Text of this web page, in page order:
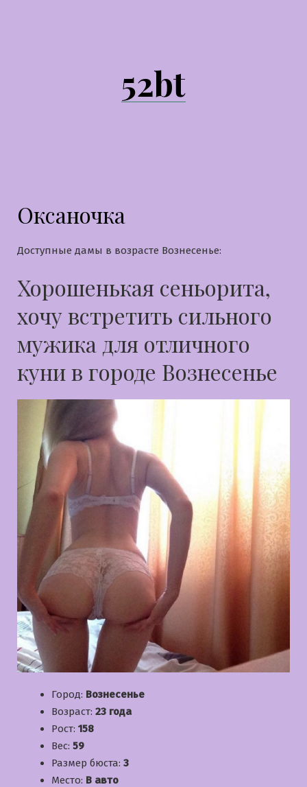
52bt
Оксаночка
Доступные дамы в возрасте Вознесенье:
Хорошенькая сеньорита,
хочу встретить сильного
мужика для отличного
куни в городе Вознесенье
Город: Вознесенье
Возраст: 23 года
Рост: 158
Вес: 59
Размер бюста: 3
Место: В авто